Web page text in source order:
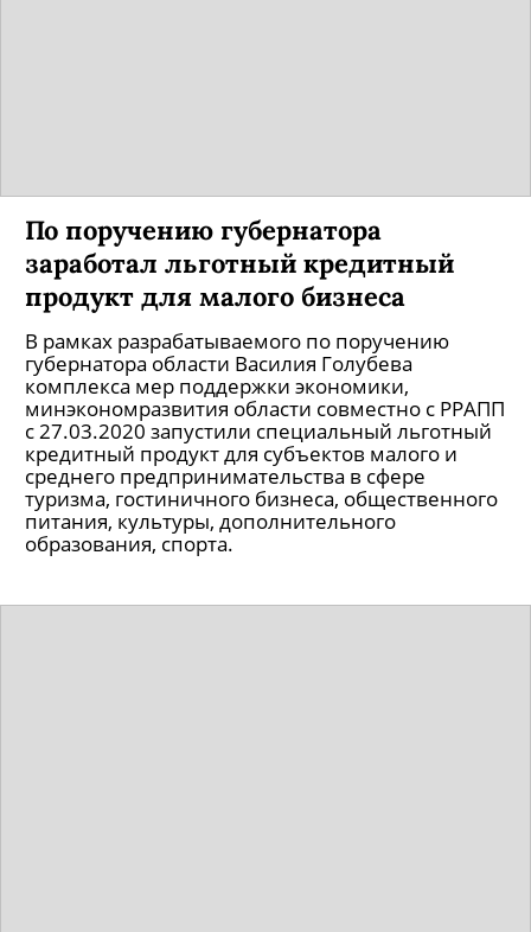
По поручению губернатора
заработал льготный кредитный
продукт для малого бизнеса
В рамках разрабатываемого по поручению
губернатора области Василия Голубева
комплекса мер поддержки экономики,
минэкономразвития области совместно с РРАПП
с 27.03.2020 запустили специальный льготный
кредитный продукт для субъектов малого и
среднего предпринимательства в сфере
туризма, гостиничного бизнеса, общественного
питания, культуры, дополнительного
образования, спорта.